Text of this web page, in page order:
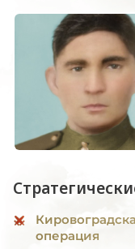
операция